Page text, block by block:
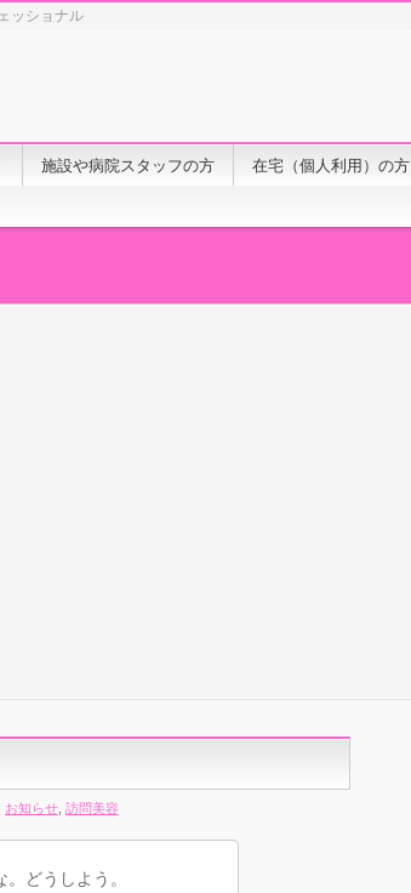
ッショナル
施設や病院スタッフの方 在宅（個人利用）の方
お知らせ 訪問美容
どうしよう。